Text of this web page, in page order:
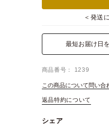
＜発送
最短お届け日
商品番号 1239
この商品について問い合
返品特約について
シェア